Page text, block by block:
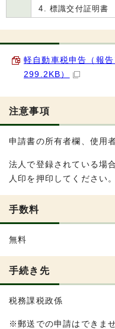
標識交付証明書
軽自動車税申告（報
299.2KB）
注意事項
申請書の所有者欄、使用
法人で登録されている場
人印を押印してください。
手数料
無料
手続き先
税務課税政係
※郵送での申請はできませ